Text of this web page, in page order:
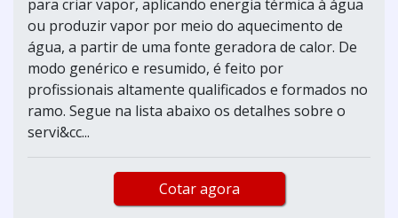
para criar vapor, aplicando energia térmica à água
ou produzir vapor por meio do aquecimento de
água, a partir de uma fonte geradora de calor. De
modo genérico e resumido, é feito por
profissionais altamente qualificados e formados no
ramo. Segue na lista abaixo os detalhes sobre o
servi&cc...
Cotar agora